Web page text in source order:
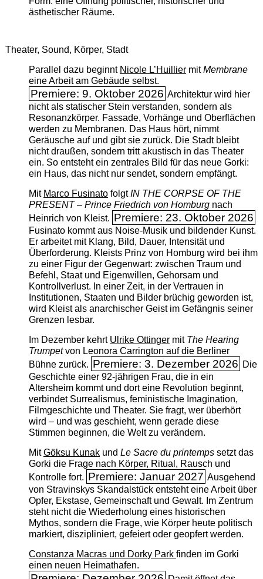
ästhetischer Räume.
Theater, Sound, Körper, Stadt
Parallel dazu beginnt Nicole L’Huilliermit ­Membrane
eine Arbeit am Gebäude selbst.
Premiere: 9. Oktober 2026 Architektur wird hier
nicht als statischer Stein verstanden, sondern als
Resonanzkörper. Fassade, Vorhänge und Oberflächen
werden zu Membranen. Das Haus hört, nimmt
Geräusche auf und gibt sie zurück. Die Stadt bleibt
nicht draußen, sondern tritt akustisch in das Theater
ein. So entsteht ein zentrales Bild für das neue Gorki:
ein Haus, das nicht nur sendet, sondern empfängt.
Mit Marco FusinatofolgtIN THE CORPSE OF THE
PRESENT – Prince Friedrich von Homburgnach
Heinrich von Kleist. Premiere: 23. Oktober 2026
Fusinato kommt aus Noise-Musik und bildender Kunst.
Er arbeitet mit Klang, Bild, Dauer, Intensität und
Überforderung. Kleists Prinz von Homburg wird bei ihm
zu einer Figur der Gegenwart: zwischen Traum und
Befehl, Staat und Eigenwillen, Gehorsam und
Kontrollverlust. In einer Zeit, in der Vertrauen in
Institutionen, Staaten und Bilder brüchig geworden ist,
wird Kleist als anarchischer Geist im Gefängnis seiner
Grenzen lesbar.
Im Dezember kehrt Ulrike Ottingermit The ­Hearing
Trumpetvon Leonora Carrington auf die Berliner
Bühne zurück. Premiere: 3. Dezember 2026 Die
Geschichte einer 92-jährigen Frau, die in ein
Altersheim kommt und dort eine Revolution beginnt,
verbindet Surrealismus, feministische Imagination,
Filmgeschichte und Theater. Sie fragt, wer überhört
wird – und was geschieht, wenn gerade diese
Stimmen beginnen, die Welt zu verändern.
MitGöksu Kunakund Le Sacre du printempssetzt das
Gorki die Frage nach Körper, Ritual, Rausch und
Kontrolle fort. Premiere: Januar 2027 Ausgehend
von Stravinskys Skandalstück entsteht eine Arbeit über
Opfer, Ekstase, Gemeinschaft und Gewalt. Im Zentrum
steht nicht die Wiederholung eines historischen
Mythos, sondern die Frage, wie Körper heute politisch
markiert, diszipliniert, gefeiert oder geopfert werden.
Constanza Macras und Dorky Park finden im Gorki
einen neuen Heimathafen.